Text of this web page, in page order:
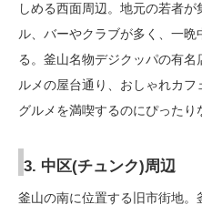
しめる西面周辺。地元の若者
ル、バーやクラブが多く、一
る。釜山名物デジクッパの有
ルメの屋台通り、おしゃれカフ
グルメを満喫するのにぴったり
3. 中区(チュンク)周辺
釜山の南に位置する旧市街地